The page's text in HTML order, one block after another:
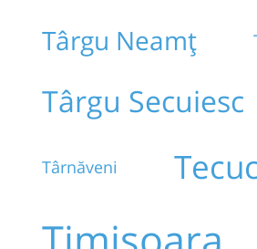
Târgu Neamț
Târgu Secuiesc
Târnăveni